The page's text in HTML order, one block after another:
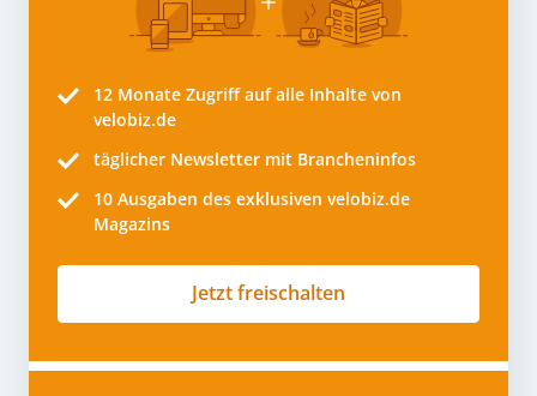
12 Monate Zugriff auf alle Inhalte von
velobiz.de
täglicher Newsletter mit Brancheninfos
10 Ausgaben des exklusiven velobiz.de
Magazins
Jetzt freischalten